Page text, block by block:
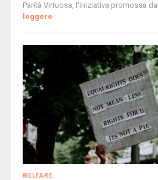
Parità Virtuosa, l'iniziativa promossa
leggere
WELFARE